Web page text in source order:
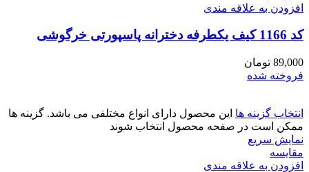
افزودن به علاقه مندی
کد 1166 کیف یکطرفه دخترانه پاسپورتی خرگوشی
89,000 تومان
فروخته شده
انتخاب گزینه ها این محصول دارای انواع مختلفی می باشد. گزینه ها
ممکن است در صفحه محصول انتخاب شوند
نمایش سریع
مقايسه
افزودن به علاقه مندی